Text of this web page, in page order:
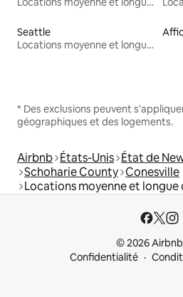
Seattle
Locations moyenne et longue durée
* Des exclusions peuvent
géographiques et des logements.
Airbnb États-Unis État de
Schoharie County Conesville
Locations moyenne et longue
© 2026
Confidentialité